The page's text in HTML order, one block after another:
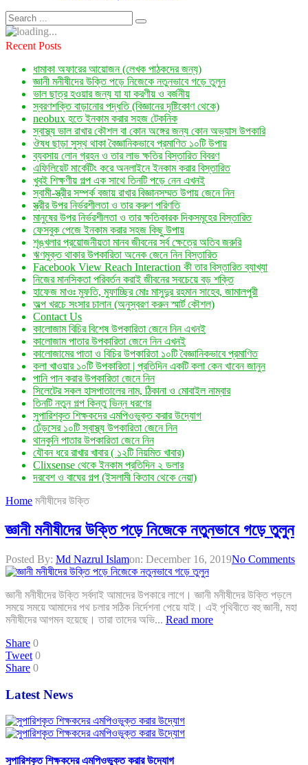
Recent Posts
ধামাকা অফারের আয়োজন (লেখক পাঠকদের জন্য)
জ্ঞানী মনীষীদের উক্তি পড়ে নিজেকে নতুনভাবে গড়ে তুলুন
ভাল ছাত্র হওয়ার জন্য যা যা করণীয় ও বর্জনীয়
স্বরণশক্তি বাড়ানোর পদ্ধতি (বিজ্ঞানের দৃষ্টিকোণ থেকে)
neobux হতে ইনকাম করার সহজ টেকনিক
স্বাস্থ্য ভাল রাখার কৌশল বা কোন অঙ্গের জন্য কোন অভ্যাস উপকারি
ঔষধ ছাড়া সুস্থ থাকা বৈজ্ঞানিকভাবে প্রমাণিত ১০টি উপায়
ব্যবসায় লোন গ্রহন ও তার লাভ ক্ষতির বিস্তারিত বিবরণ
এফিলিয়েট মার্কেটিং করে অনলাইনে ইনকাম করার বিস্তারিত
খুবই শিক্ষণীয় গল্প এক সাথে তিনটি পড়ে নেন এখনই
স্বামী-স্ত্রীর সম্পর্ক বজায় রাখার বিজ্ঞানসম্মত উপায় জেনে নিন
স্ত্রীর উপর নির্ভরশীলতা ও তার করুণ পরিণতি
মানুষের উপর নির্ভরশীলতা ও তার ক্ষতিকারক দিকসমূহের বিস্তারিত
ফেসবুক পেজে ইনকাম করার সহজ কিছু উপায়
শৃঙ্খলার প্রয়োজনীয়তা মানব জীবনের সর্ব ক্ষেত্রে অতিব জরুরি
ঋণমুক্ত থাকার উপকারিতা অনেক জেনে নিন বিস্তারিত
Facebook View Reach Interaction কী তার বিস্তারিত ব্যাখ্যা
নিজের মানসিকতা পরিবর্তন করাই জীবনের সবচেয়ে বড় শক্তি
হাফেজ মাওঃ মুফতি, মুফাচ্ছির মোঃ মাসুদুর রহমান সাহেব, জামালপুরী
অল্প খরচে সংসার চালান (অনুস্বরণ করুন স্মার্ট কৌশল)
Contact Us
কালোজাম বিচির বিশেষ উপকারিতা জেনে নিন এখনই
কালোজাম পাতার উপকারিতা জেনে নিন এখনই
কালোজামের পাতা ও বিচির উপকারিতা ১০টি বৈজ্ঞানিকভাবে প্রমাণিত
কলা খাওয়ার ১০টি উপকারিতা | প্রতিদিন একটি কলা কেন খাবেন জানুন
পানি পান করার উপকারিতা জেনে নিন
সিলেটের সকল হাসপাতালের নাম, ঠিকানা ও মোবাইল নাম্বার
তিনটি নতুন গল্প কিন্তু ভিন্ন ধরণের
সুপারিশকৃত শিক্ষকদের এমপিওভুক্ত করার উদ্যোগ
ঢেঁড়সের ১০টি স্বাস্থ্য উপকারিতা জেনে নিন
থানকুনি পাতার উপকারিতা জেনে নিন
যৌবন ধরে রাখার খাবার ( ১২টি নিয়মিত খাবার)
Clixsense থেকে ইনকাম প্রতিদিন ২ ডলার
দরবেশ ও বাঘের গল্প (ইসলামী কিতাব থেকে নেয়া)
Home মনীষীদের উক্তি
জ্ঞানী মনীষীদের উক্তি পড়ে নিজেকে নতুনভাবে গড়ে তুলুন
Posted By: Md Nazrul Islamon: December 16, 2019No Comments
জ্ঞানী মনীষীদের উক্তি সর্বদাই আমাদের উপকারে লাগে। জ্ঞানী মনীষীদের উক্তি পড়লে
সময়ে সময়ে আমাদের পথ চলার সঠিক নির্দেশনা পেয়ে যাই। এই পৃথিবীতে বহু জ্ঞানী, মহা
মনীষীদের আগমন হয়েছে। তারা তাদের অভি... Read more
Share 0
Tweet 0
Share 0
Latest News
সুপারিশকৃত শিক্ষকদের এমপিওভুক্ত করার উদ্যোগ